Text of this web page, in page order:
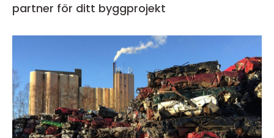
partner för ditt byggprojekt